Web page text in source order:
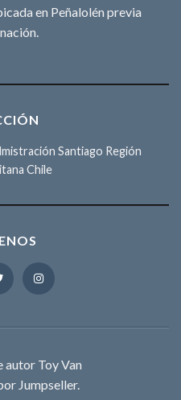
en Peñalolén previa
Santiago Región
Chile
Toy Van
Jumpseller.